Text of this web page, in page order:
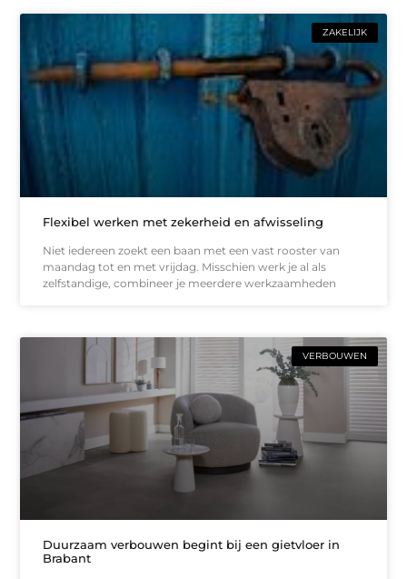
ZAKELIJK
Flexibel werken met zekerheid en afwisseling
Niet iedereen zoekt een baan met een vast rooster van
maandag tot en met vrijdag. Misschien werk je al als
zelfstandige, combineer je meerdere werkzaamheden
VERBOUWEN
Duurzaam verbouwen begint bij een gietvloer in
Brabant